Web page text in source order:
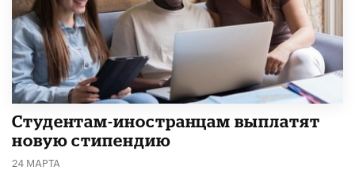
Студентам-иностранцам выплатят
новую стипендию
24 МАРТА